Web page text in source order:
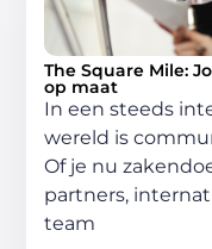
The Square Mile:
op maat
In een steeds
wereld is
Of je nu
partners,
team